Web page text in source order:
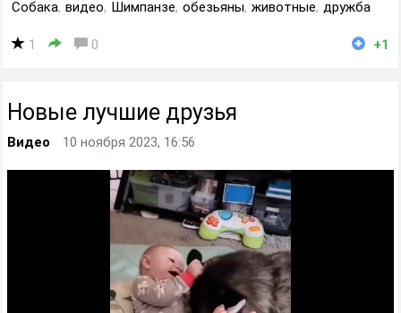
Собака, видео, Шимпанзе, обезьяны, животные, дружба
1 0 +1
Новые лучшие друзья
Видео 10 ноября 2023, 16:56